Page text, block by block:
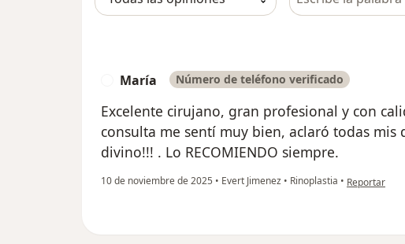
María Número de teléfono verificado
Excelente cirujano, gran profesional y con
consulta me sentí muy bien, aclaró todas mis
divino!!! . Lo RECOMIENDO siempre.
10 de noviembre de 2025 • Evert Jimenez • Rinoplastia • en opinión
Reportar